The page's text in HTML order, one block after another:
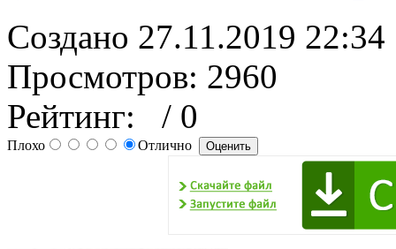
Создано 27.11.2019 22:34
Просмотров: 2960
Рейтинг:
/ 0
Плохо Отлично